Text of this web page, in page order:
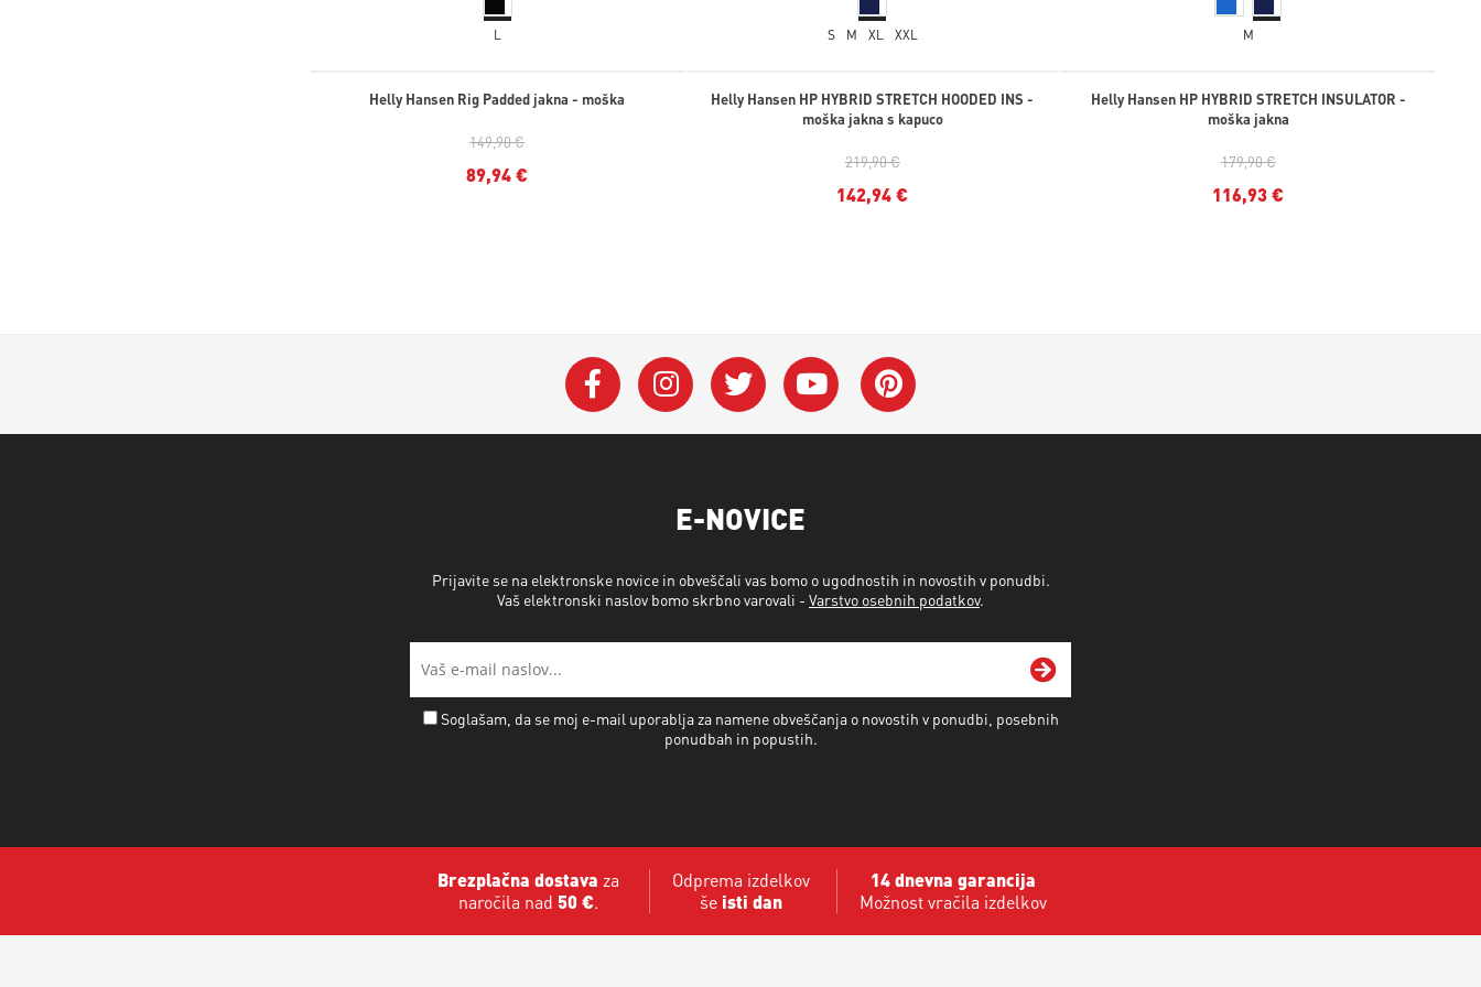
L
Helly Hansen Rig Padded jakna - moška
149,90 €
89,94 €
S M XL XXL
Helly Hansen HP HYBRID STRETCH HOODED INS -
moška jakna s kapuco
219,90 €
142,94 €
M
Helly Hansen HP HYBRID STRETCH INSULATOR -
moška jakna
179,90 €
116,93 €
E-NOVICE
Prijavite se na elektronske novice in obveščali vas bomo o ugodnostih in novostih v ponudbi.
Vaš elektronski naslov bomo skrbno varovali - Varstvo osebnih podatkov.
Soglašam, da se moj e-mail uporablja za namene obveščanja o novostih v ponudbi, posebnih
ponudbah in popustih.
Brezplačna dostava za
naročila nad 50 €.
Odprema izdelkov
še isti dan
14 dnevna garancija
Možnost vračila izdelkov